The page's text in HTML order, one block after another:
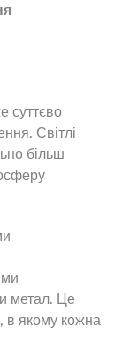
суттєво
Світлі
більш
метал. Це
в якому кожна